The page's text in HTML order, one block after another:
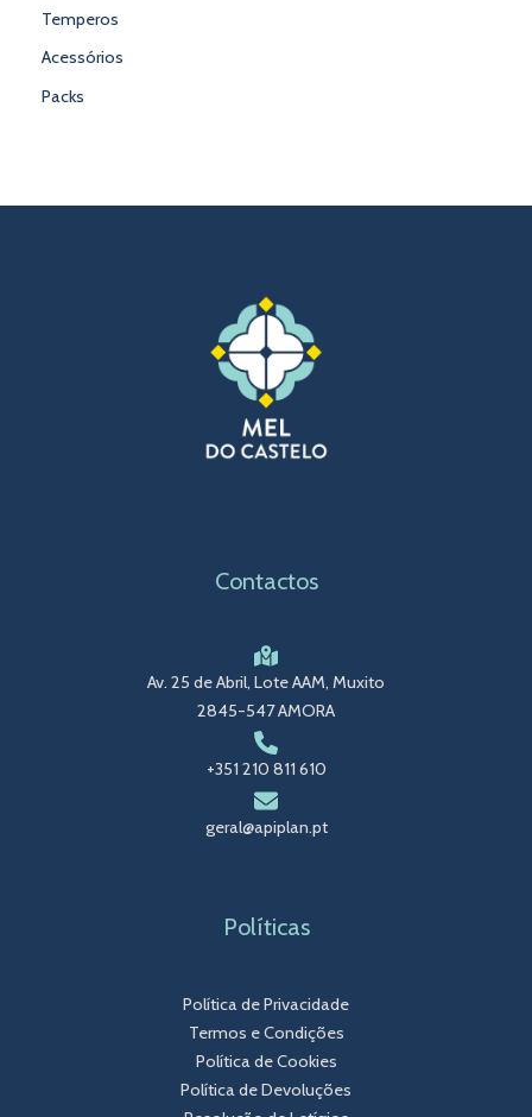
Temperos
Acessórios
Packs
Contactos
Av. 25 de Abril, Lote AAM, Muxito
2845-547 AMORA
+351 210 811 610
geral@apiplan.pt
Políticas
Política de Privacidade
Termos e Condições
Política de Cookies
Política de Devoluções